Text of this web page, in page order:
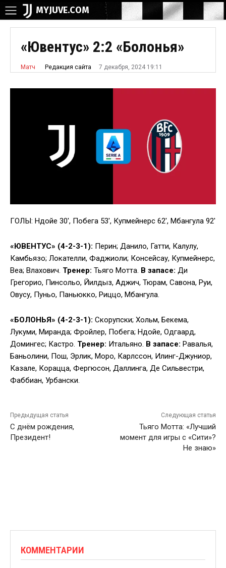
MYJUVE.COM
«Ювентус» 2:2 «Болонья»
Матч Редакция сайта 7 декабря, 2024 19:11
ГОЛЫ: Ндойе 30′, Побега 53′, Купмейнерс 62′, Мбангула 92′
«ЮВЕНТУС» (4-2-3-1): Перин; Данило, Гатти, Калулу,
Камбьязо; Локателли, Фаджиоли; Консейсау, Купмейнерс,
Веа; Влахович. Тренер: Тьяго Мотта. В запасе: Ди
Грегорио, Пинсольо, Йилдыз, Аджич, Тюрам, Савона, Руи,
Овусу, Пуньо, Паньюкко, Риццо, Мбангула.
«БОЛОНЬЯ» (4-2-3-1): Скорупски; Хольм, Бекема,
Лукуми, Миранда; Фройлер, Побега; Ндойе, Одгаард,
Домингес; Кастро. Тренер: Итальяно. В запасе: Равалья,
Баньолини, Пош, Эрлик, Моро, Карлссон, Илинг-Джуниор,
Казале, Корацца, Фергюсон, Даллинга, Де Сильвестри,
Фаббиан, Урбански.
Предыдущая статья
С днём рождения,
Президент!
Следующая статья
Тьяго Мотта: «Лучший
момент для игры с «Сити»?
Не знаю»
КОММЕНТАРИИ